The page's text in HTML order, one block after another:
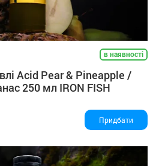
в наявності
Acid Pear & Pineapple /
250 мл IRON FISH
Придбати